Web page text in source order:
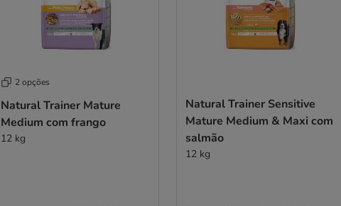
2 opções
Natural Trainer Mature
Medium com frango
12 kg
Natural Trainer Sensitive
Mature Medium & Maxi com
salmão
12 kg